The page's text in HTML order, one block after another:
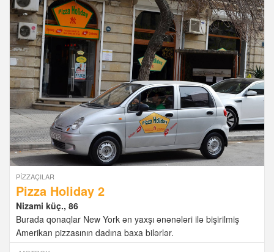
PIZZAÇILAR
Pizza Holiday 2
Nizami küç., 86
Burada qonaqlar New York ən yaxşı ənənələri ilə bişirilmiş
Amerikan pizzasının dadına baxa bilərlər.